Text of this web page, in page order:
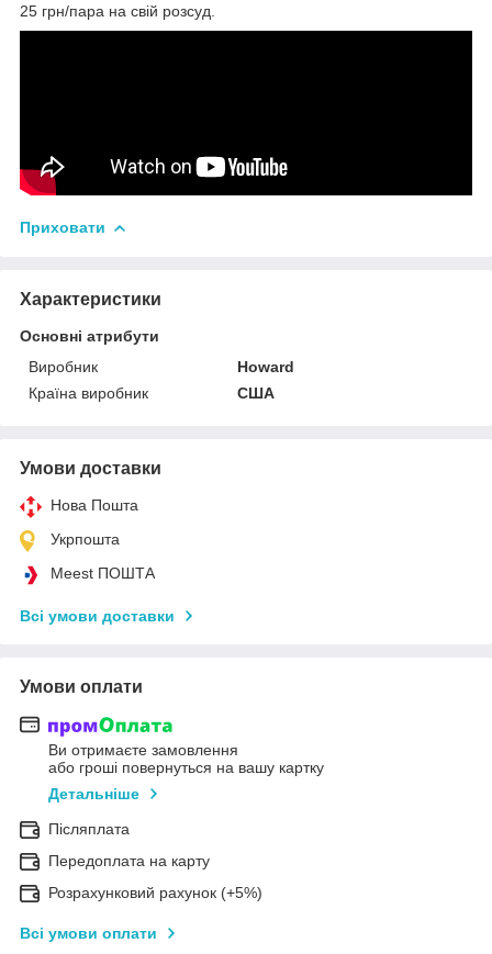
25 грн/пара на свій розсуд.
Приховати
Характеристики
Основні атрибути
Виробник
Howard
Країна виробник
США
Умови доставки
Нова Пошта
Укрпошта
Meest ПОШТА
Всі умови доставки
Умови оплати
Ви отримаєте замовлення
або гроші повернуться на вашу картку
Детальніше
Післяплата
Передоплата на карту
Розрахунковий рахунок (+5%)
Всі умови оплати